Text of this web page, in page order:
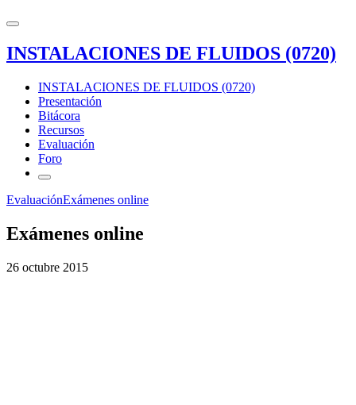
INSTALACIONES DE FLUIDOS (0720)
INSTALACIONES DE FLUIDOS (0720)
Presentación
Bitácora
Recursos
Evaluación
Foro
EvaluaciónExámenes online
Exámenes online
26 octubre 2015